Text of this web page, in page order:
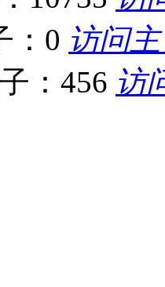
：0 访问
：456 访